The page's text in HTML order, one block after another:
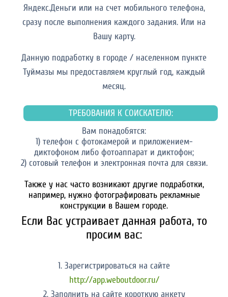
Яндекс.Деньги или на счет мобильного телефона,
сразу после выполнения каждого задания. Или на
Вашу карту.
Данную подработку в городе / населенном пункте
Туймазы мы предоставляем круглый год, каждый
месяц.
ТРЕБОВАНИЯ К СОИСКАТЕЛЮ:
Вам понадобятся:
1) телефон с фотокамерой и приложением-
диктофоном либо фотоаппарат и диктофон;
2) сотовый телефон и электронная почта для связи.
Также у нас часто возникают другие подработки,
например, нужно фотографировать рекламные
конструкции в Вашем городе.
Если Вас устраивает данная работа, то
просим вас:
1. Зарегистрироваться на сайте
http://app.weboutdoor.ru/
2. Заполнить на сайте короткую анкету